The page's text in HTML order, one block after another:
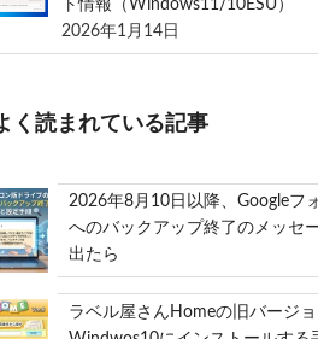
ト情報（Windows11/10ESU）
2026年1月14日
く読まれている記事
2026年8月10日以降、Googleフ
へのバックアップ終了のメッセ
出たら
ラベル屋さんHomeの旧バージ